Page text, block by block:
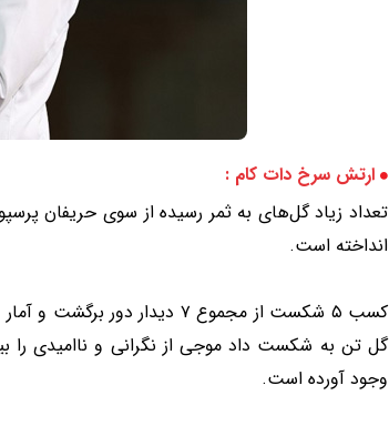
ارتش سرخ دات کام :
تعداد زیاد گل‌های به ثمر رسیده از سوی حریفان
انداخته است.
کسب ۵ شکست از مجموع ۷
گل تن به شکست داد موجی از نگرانی و ناامیدی را
وجود آورده است.